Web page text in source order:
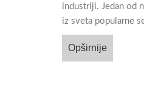
industriji. Jedan od
iz sveta popularne
Opširnije